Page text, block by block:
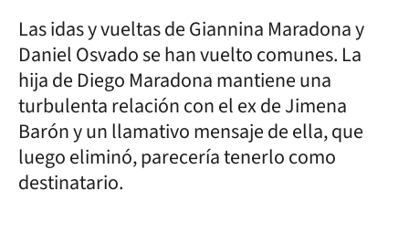
Las idas y vueltas de Giannina Maradona y
Daniel Osvado se han vuelto comunes. La
hija de Diego Maradona mantiene una
turbulenta relación con el ex de Jimena
Barón y un llamativo mensaje de ella, que
luego eliminó, parecería tenerlo como
destinatario.